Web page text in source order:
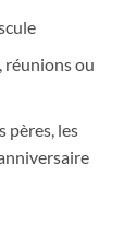
réunions ou
pères, les